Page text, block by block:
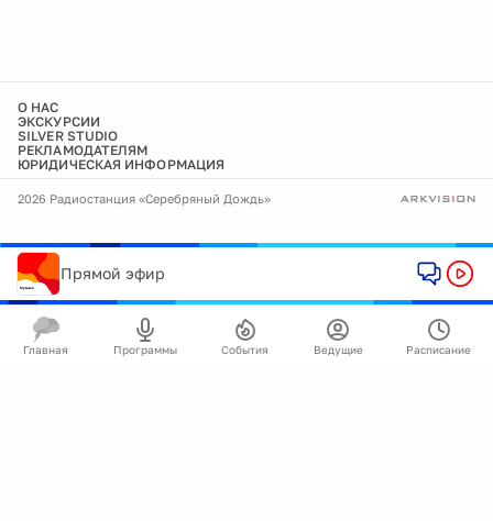
О НАС
ЭКСКУРСИИ
SILVER STUDIO
РЕКЛАМОДАТЕЛЯМ
ЮРИДИЧЕСКАЯ ИНФОРМАЦИЯ
2026 Радиостанция «Серебряный Дождь»
Прямой эфир
Главная Программы События Ведущие Расписание